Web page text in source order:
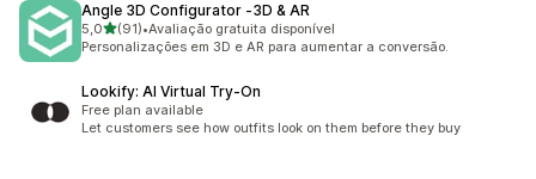
Angle 3D Configurator ‑3D & AR
5,0de 5 estrelas
(91)
91 total de avaliações
•Avaliação gratuita disponível
Personalizações em 3D e AR para aumentar a conversão.
Lookify: AI Virtual Try‑On
Free plan available
Let customers see how outfits look on them before they buy